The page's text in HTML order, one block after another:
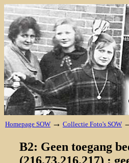
Homepage SOW → Collectie Foto's SOW
B2: Geen toegang